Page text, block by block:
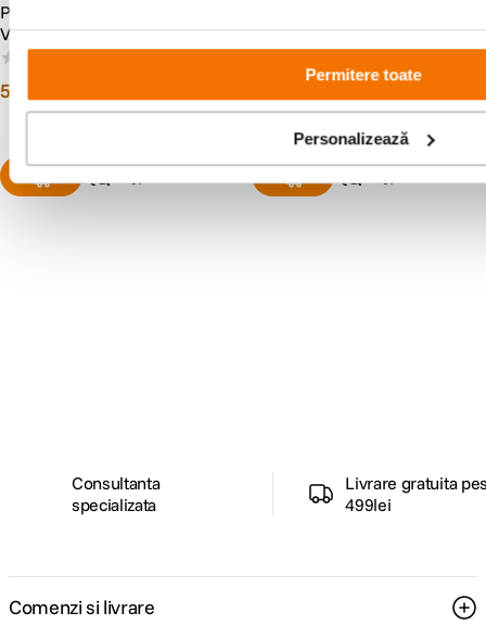
Permitere toate
Personalizează
Peak Design Everyday Sling
V3 Geanta Foto 3L Negru
507
V3 Small Negru
Consultanta
specializata
Livrare gratuita
499lei
Comenzi si livrare